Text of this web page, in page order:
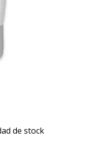
de stock